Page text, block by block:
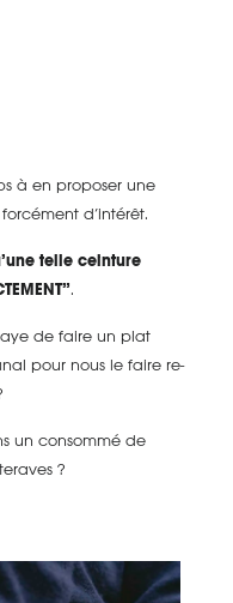
à en proposer une
d’intérêt.
telle ceinture
.
de faire un plat
pour nous le faire re-
un consommé de
?